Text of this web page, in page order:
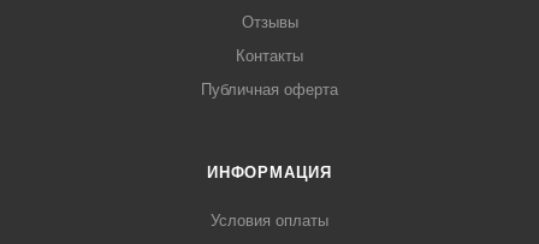
Отзывы
Контакты
Публичная оферта
ИНФОРМАЦИЯ
Условия оплаты